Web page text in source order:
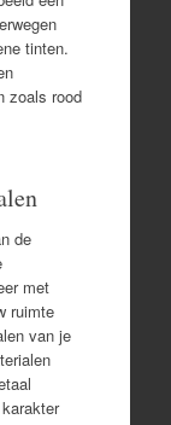
tinten.
zoals rood
de
met
ruimte
van je